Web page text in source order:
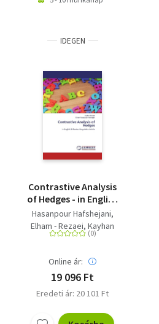
IDEGEN
Contrastive Analysis
of Hedges - in English
& Persian Linguistics
Article
Hasanpour Hafshejani,
Elham - Rezaei, Kayhan
Online ár:
19 096 Ft
Eredeti ár: 20 101 Ft